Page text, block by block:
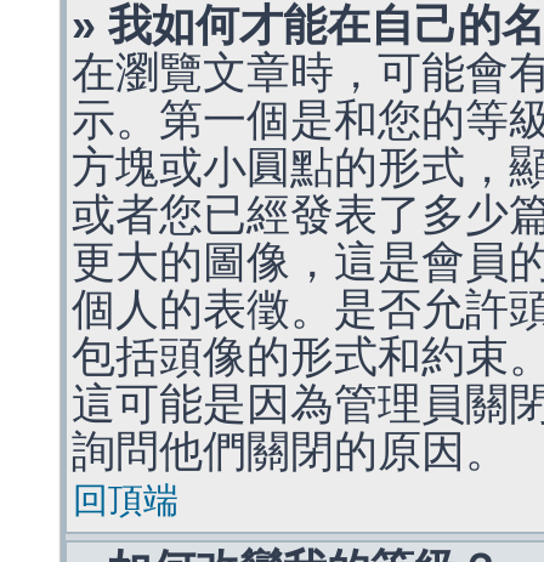
» 我如何才能在自己的
在瀏覽文章時，可能會
示。第一個是和您的等
方塊或小圓點的形式，
或者您已經發表了多少
更大的圖像，這是會員
個人的表徵。是否允許
包括頭像的形式和約束
這可能是因為管理員關
詢問他們關閉的原因。
回頂端